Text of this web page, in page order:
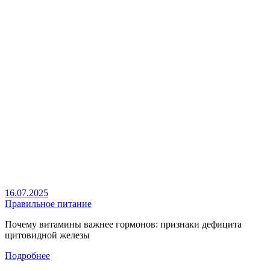
16.07.2025
Правильное питание
Почему витамины важнее гормонов: признаки дефицита
щитовидной железы
Подробнее